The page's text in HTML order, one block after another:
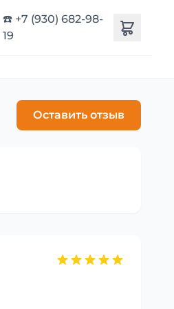
☎️ +7 (930) 682-98-
19
Оставить отзыв